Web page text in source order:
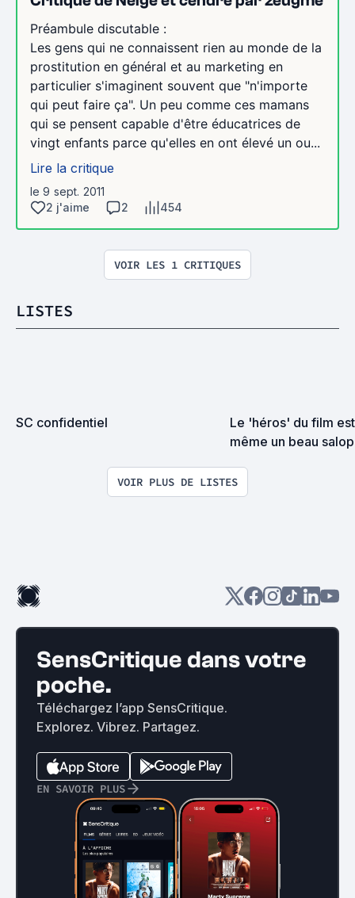
Préambule discutable :
Les gens qui ne connaissent rien au monde de la
prostitution en général et au marketing en
particulier s'imaginent souvent que "n'importe
qui peut faire ça". Un peu comme ces mamans
qui se pensent capable d'être éducatrices de
vingt enfants parce qu'elles en ont élevé un ou...
Lire la critique
le 9 sept. 2011
2 j'aime
2 454
VOIR LES 1 CRITIQUES
LISTES
SC confidentiel
Le 'héros' du film
même un beau
VOIR PLUS DE LISTES
SensCritique dans votre
poche.
Téléchargez l’app SensCritique.
Explorez. Vibrez. Partagez.
EN SAVOIR PLUS